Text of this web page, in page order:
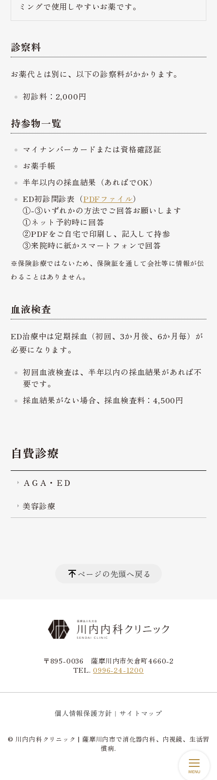
ミングで使用しやすいお薬です。
診察料
お薬代とは別に、以下の診察料がかかります。
初診料：2,000円
持参物一覧
マイナンバーカードまたは資格確認証
お薬手帳
半年以内の採血結果（あればでOK）
ED初診問診表（PDFファイル）
①-③いずれかの方法でご回答お願いします
①ネット予約時に回答
②PDFをご自宅で印刷し、記入して持参
③来院時に紙かスマートフォンで回答
※保険診療ではないため、保険証を通して会社等に情報が伝
わることはありません。
血液検査
ED治療中は定期採血（初回、3か月後、6か月毎）が
必要になります。
初回血液検査は、半年以内の採血結果があれば不
要です。
採血結果がない場合、採血検査料：4,500円
自費診療
ＡＧＡ・ＥＤ
美容診療
ページの先頭へ戻る
〒895-0036 薩摩川内市矢倉町4660-2
TEL.0996-24-1200
個人情報保護方針 サイトマップ
© 川内内科クリニック | 薩摩川内市で消化器内科、内視鏡、生活習
慣病.